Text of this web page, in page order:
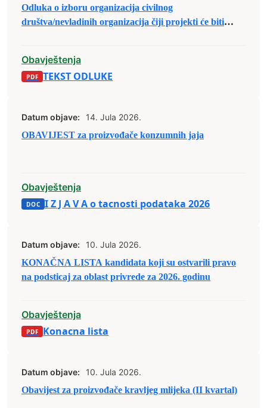
Odluka o izboru organizacija civilnog
društva/nevladinih organizacija čiji projekti će biti
područja Grada Zenica za predaju prijedloga
projekata u sklopu raspodjele budžetskih sredstava za
Obavještenja
TEKST ODLUKE
Datum objave:
14. Jula 2026.
OBAVIJEST za proizvođače konzumnih jaja
Obavještenja
I Z J A V A o tacnosti podataka 2026
Datum objave:
10. Jula 2026.
KONAČNA LISTA kandidata koji su ostvarili pravo
na podsticaj za oblast privrede za 2026. godinu
Obavještenja
Konacna lista
Datum objave:
10. Jula 2026.
Obavijest za proizvođače kravljeg mlijeka (II kvartal)